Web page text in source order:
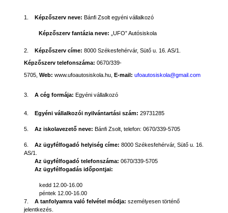
1. Képzőszerv neve: Bánfi Zsolt egyéni vállalkozó
Képzőszerv fantázia neve: „UFO” Autósiskola
2. Képzőszerv címe: 8000 Székesfehérvár, Sütő u. 16. AS/1.
Képzőszerv telefonszáma: 0670/339-
5705, Web: www.ufoautosiskola.hu, E-mail: ufoautosiskola@gmail.com
3. A cég formája: Egyéni vállalkozó
4. Egyéni vállalkozói nyilvántartási szám: 29731285
5. Az iskolavezető neve: Bánfi Zsolt, telefon: 0670/339-5705
6. Az ügyfélfogadó helyiség címe: 8000 Székesfehérvár, Sütő u. 16.
AS/1.
Az ügyfélfogadó telefonszáma: 0670/339-5705
Az ügyfélfogadás időpontjai:
kedd 12.00-16.00
péntek 12.00-16.00
7. A tanfolyamra való felvétel módja: személyesen történő
jelentkezés.